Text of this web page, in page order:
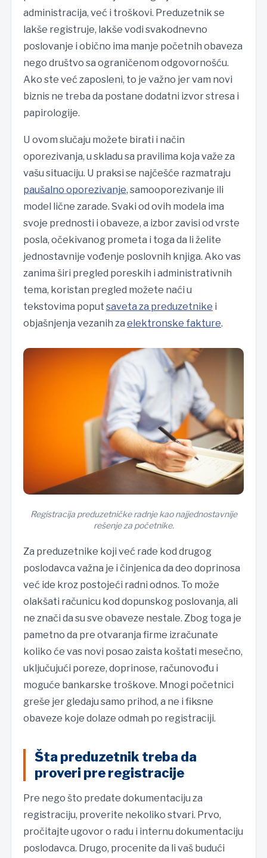
administracija, već i troškovi. Preduzetnik se
lakše registruje, lakše vodi svakodnevno
poslovanje i obično ima manje početnih obaveza
nego društvo sa ograničenom odgovornošću.
Ako ste već zaposleni, to je važno jer vam novi
biznis ne treba da postane dodatni izvor stresa i
papirologije.
U ovom slučaju možete birati i način
oporezivanja, u skladu sa pravilima koja važe za
vašu situaciju. U praksi se najčešće razmatraju
paušalno oporezivanje, samooporezivanje ili
model lične zarade. Svaki od ovih modela ima
svoje prednosti i obaveze, a izbor zavisi od vrste
posla, očekivanog prometa i toga da li želite
jednostavnije vođenje poslovnih knjiga. Ako vas
zanima širi pregled poreskih i administrativnih
tema, koristan pregled možete naći u
tekstovima poput saveta za preduzetnike i
objašnjenja vezanih za elektronske fakture.
Registracija preduzetničke radnje kao najjednostavnije
rešenje za početnike.
Za preduzetnike koji već rade kod drugog
poslodavca važna je i činjenica da deo doprinosa
već ide kroz postojeći radni odnos. To može
olakšati računicu kod dopunskog poslovanja, ali
ne znači da su sve obaveze nestale. Zbog toga je
pametno da pre otvaranja firme izračunate
koliko će vas novi posao zaista koštati mesečno,
uključujući poreze, doprinose, računovođu i
moguće bankarske troškove. Mnogi početnici
greše jer gledaju samo prihod, a ne i fiksne
obaveze koje dolaze odmah po registraciji.
Šta preduzetnik treba da
proveri pre registracije
Pre nego što predate dokumentaciju za
registraciju, proverite nekoliko stvari. Prvo,
pročitajte ugovor o radu i internu dokumentaciju
poslodavca. Drugo, procenite da li vaš budući